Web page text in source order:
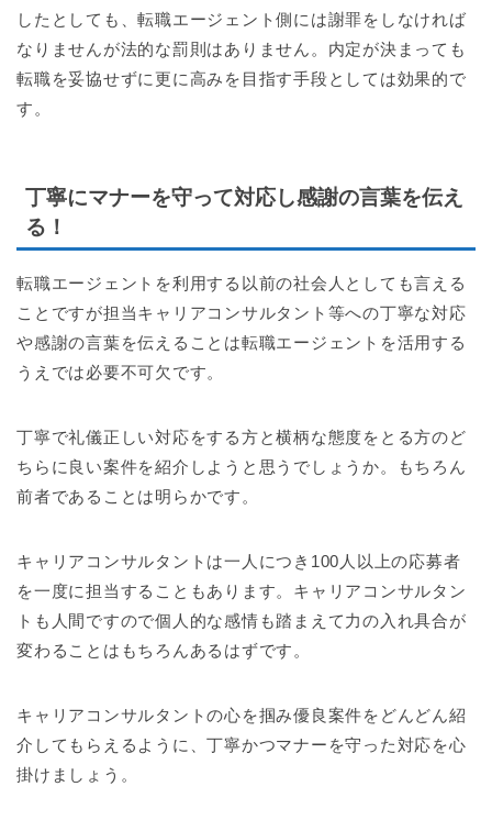
したとしても、転職エージェント側には謝罪をしなければ
なりませんが法的な罰則はありません。内定が決まっても
転職を妥協せずに更に高みを目指す手段としては効果的で
す。
丁寧にマナーを守って対応し感謝の言葉を伝え
る！
転職エージェントを利用する以前の社会人としても言える
ことですが担当キャリアコンサルタント等への丁寧な対応
や感謝の言葉を伝えることは転職エージェントを活用する
うえでは必要不可欠です。
丁寧で礼儀正しい対応をする方と横柄な態度をとる方のど
ちらに良い案件を紹介しようと思うでしょうか。もちろん
前者であることは明らかです。
キャリアコンサルタントは一人につき100人以上の応募者
を一度に担当することもあります。キャリアコンサルタン
トも人間ですので個人的な感情も踏まえて力の入れ具合が
変わることはもちろんあるはずです。
キャリアコンサルタントの心を掴み優良案件をどんどん紹
介してもらえるように、丁寧かつマナーを守った対応を心
掛けましょう。